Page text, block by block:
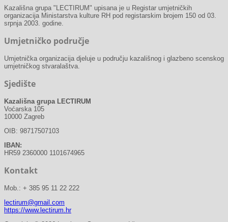
Kazališna grupa "LECTIRUM" upisana je u Registar umjetničkih
organizacija Ministarstva kulture RH pod registarskim brojem 150 od 03.
srpnja 2003. godine.
Umjetničko područje
Umjetnička organizacija djeluje u području kazališnog i glazbeno scenskog
umjetničkog stvaralaštva.
Sjedište
Kazališna grupa LECTIRUM
Voćarska 105
10000 Zagreb
OIB: 98717507103
IBAN:
HR59 2360000 1101674965
Kontakt
Mob.: + 385 95 11 22 222
lectirum@gmail.com
https://www.lectirum.hr